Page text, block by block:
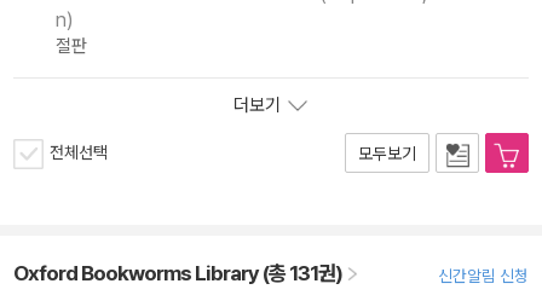
n)
절판
더보기
전체선택 모두보기
Oxford Bookworms Library (총 131권) 신간알림 신청